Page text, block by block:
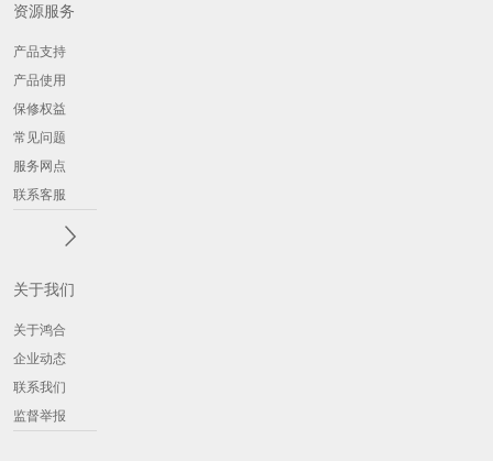
资源服务
产品支持
产品使用
保修权益
常见问题
服务网点
联系客服
关于我们
关于鸿合
企业动态
联系我们
监督举报